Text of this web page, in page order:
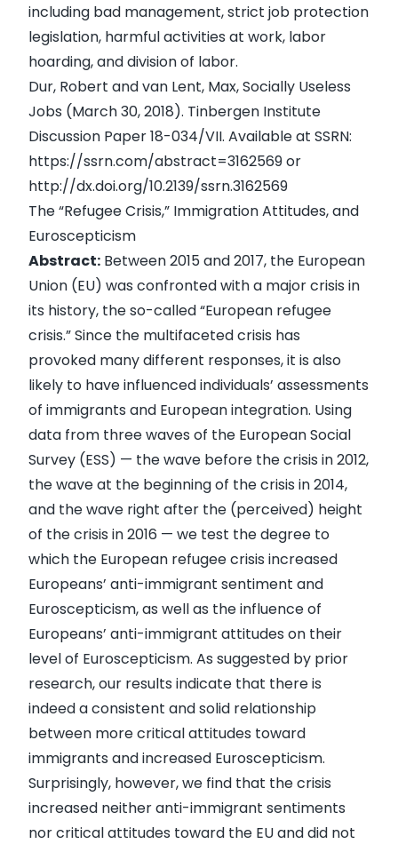
including bad management, strict job protection
legislation, harmful activities at work, labor
hoarding, and division of labor.
Dur, Robert and van Lent, Max, Socially Useless
Jobs (March 30, 2018). Tinbergen Institute
Discussion Paper 18-034/VII. Available at SSRN:
https://ssrn.com/abstract=3162569or
http://dx.doi.org/10.2139/ssrn.3162569
The “Refugee Crisis,” Immigration Attitudes, and
Euroscepticism
Abstract: Between 2015 and 2017, the European
Union (EU) was confronted with a major crisis in
its history, the so-called “European refugee
crisis.” Since the multifaceted crisis has
provoked many different responses, it is also
likely to have influenced individuals’ assessments
of immigrants and European integration. Using
data from three waves of the European Social
Survey (ESS) — the wave before the crisis in 2012,
the wave at the beginning of the crisis in 2014,
and the wave right after the (perceived) height
of the crisis in 2016 — we test the degree to
which the European refugee crisis increased
Europeans’ anti-immigrant sentiment and
Euroscepticism, as well as the influence of
Europeans’ anti-immigrant attitudes on their
level of Euroscepticism. As suggested by prior
research, our results indicate that there is
indeed a consistent and solid relationship
between more critical attitudes toward
immigrants and increased Euroscepticism.
Surprisingly, however, we find that the crisis
increased neither anti-immigrant sentiments
nor critical attitudes toward the EU and did not